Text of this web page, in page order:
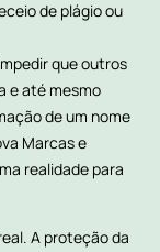
de plágio ou
que outros
e até mesmo
de um nome
Marcas e
realidade para
A proteção da